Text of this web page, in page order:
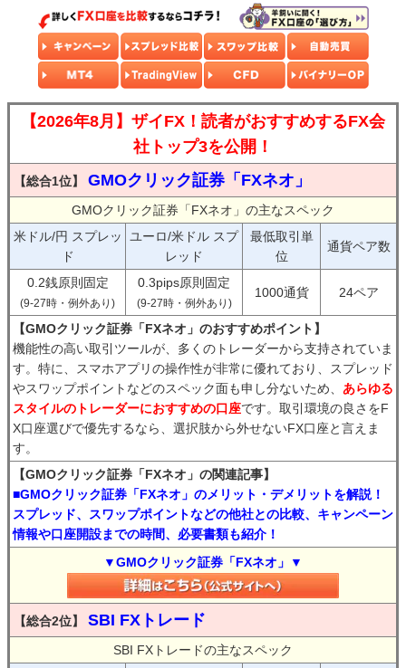
【2026年8月】ザイFX！読者がおすすめするFX会
社トップ3を公開！
【総合1位】 GMOクリック証券「FXネオ」
GMOクリック証券「FXネオ」の主なスペック
米ドル/円 スプレッ
ド
ユーロ/米ドル スプ
レッド
最低取引単
位
通貨ペア数
0.2銭原則固定
(9-27時・例外あり)
0.3pips原則固定
(9-27時・例外あり)
1000通貨 24ペア
【GMOクリック証券「FXネオ」のおすすめポイント】
機能性の高い取引ツールが、多くのトレーダーから支持されていま
す。特に、スマホアプリの操作性が非常に優れており、スプレッド
やスワップポイントなどのスペック面も申し分ないため、 あらゆる
スタイルのトレーダーにおすすめの口座です。取引環境の良さをF
X口座選びで優先するなら、選択肢から外せないFX口座と言えま
す。
【GMOクリック証券「FXネオ」の関連記事】
■GMOクリック証券「FXネオ」のメリット・デメリットを解説！
スプレッド、スワップポイントなどの他社との比較、キャンペーン
情報や口座開設までの時間、必要書類も紹介！
▼GMOクリック証券「FXネオ」▼
【総合2位】 SBI FXトレード
SBI FXトレードの主なスペック